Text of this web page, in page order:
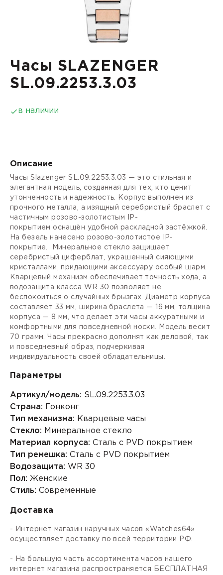
Часы SLAZENGER
SL.09.2253.3.03
в наличии
Описание
Часы Slazenger SL.09.2253.3.03 — это стильная и
элегантная модель, созданная для тех, кто ценит
утонченность и надежность. Корпус выполнен из
прочного металла, а изящный серебристый браслет с
частичным розово-золотистым
IP-
покрытием оснащён удобной раскладной застёжкой
Набезель нанесено розово-золотистое
IP-
покрытие
Минеральное стекло защищает
серебристый циферблат, украшенный сияющими
кристаллами, придающими аксессуару особый шарм.
Кварцевый механизм обеспечивает точность хода, а
водозащита класса WR 30 позволяет не
беспокоиться о случайных брызгах. Диаметр корпуса
составляет 33 мм, ширина браслета — 16 мм, толщина
корпуса — 8 мм, что делает эти часы аккуратными и
комфортными для повседневной носки. Модель весит
70 грамм. Часы прекрасно дополнят как деловой, так
и повседневный образ, подчеркивая
индивидуальность своей обладательницы.
Параметры
Артикул/модель: SL.09.2253.3.03
Страна: Гонконг
Тип механизма: Кварцевые часы
Стекло: Минеральное стекло
Материал корпуса: Сталь с PVD покрытием
Тип ремешка: Сталь с PVD покрытием
Водозащита: WR 30
Пол: Женские
Стиль: Современные
Доставка
- Интернет магазин наручных часов «Watches64»
осуществляет доставку по всей территории РФ.
- На большую часть ассортимента часов нашего
интернет магазина распространяется БЕСПЛАТНАЯ